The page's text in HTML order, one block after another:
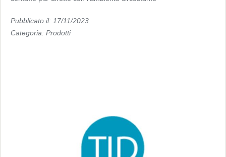
Pubblicato il: 17/11/2023
Categoria: Prodotti